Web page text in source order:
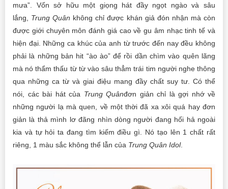
mưa”. Vốn sở hữu một giọng hát đầy ngọt ngào và sâu
lắng, Trung Quân không chỉ được khán giả đón nhận mà còn
được giới chuyên môn đánh giá cao về gu âm nhạc tinh tế và
hiện đại. Những ca khúc của anh từ trước đến nay đều không
phải là những bản hit “ào ào” để rồi dần chìm vào quên lãng
mà nó thẩm thấu từ từ vào sâu thẳm trái tim người nghe thông
qua những ca từ và giai điệu mang đầy chất suy tư. Có thể
nói, các bài hát của Trung Quânđơn giản chỉ là gợi nhớ về
những người lạ mà quen, về một thời đã xa xôi quá hay đơn
giản là thả mình lơ đãng nhìn dòng người đang hối hả ngoài
kia và tự hỏi ta đang tìm kiếm điều gì. Nó tạo lên 1 chất rất
riêng, 1 màu sắc không thể lẫn của Trung Quân Idol.